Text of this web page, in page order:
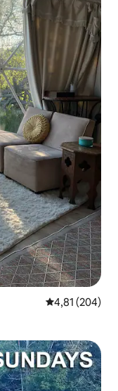
Średnia
4,81 (204)